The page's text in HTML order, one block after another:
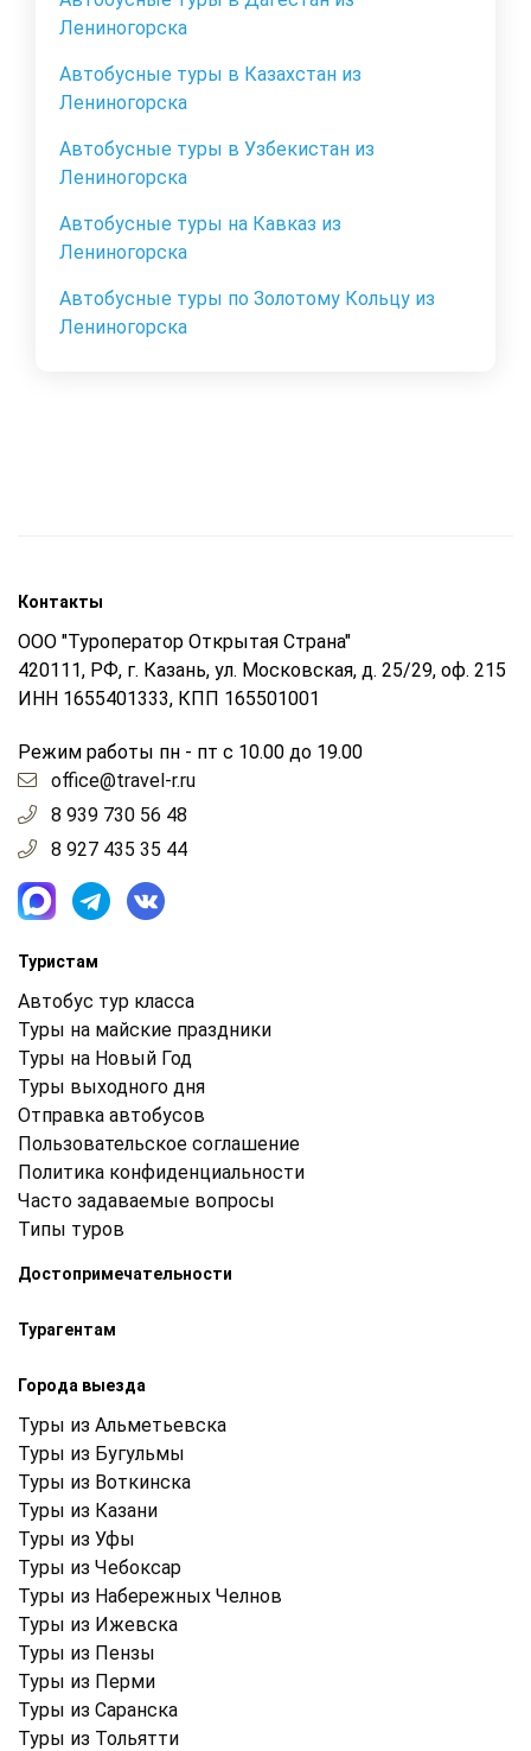
Лениногорска
Автобусные туры в Казахстан из
Лениногорска
Автобусные туры в Узбекистан из
Лениногорска
Автобусные туры на Кавказ из
Лениногорска
Автобусные туры по Золотому Кольцу из
Лениногорска
Контакты
ООО "Туроператор Открытая Страна"
420111, РФ, г. Казань, ул. Московская, д. 25/29, оф. 215
ИНН 1655401333, КПП 165501001
Режим работы пн - пт с 10.00 до 19.00
office@travel-r.ru
8 939 730 56 48
8 927 435 35 44
Туристам
Автобус тур класса
Туры на майские праздники
Туры на Новый Год
Туры выходного дня
Отправка автобусов
Пользовательское соглашение
Политика конфиденциальности
Часто задаваемые вопросы
Типы туров
Достопримечательности
Турагентам
Города выезда
Туры из Альметьевска
Туры из Бугульмы
Туры из Воткинска
Туры из Казани
Туры из Уфы
Туры из Чебоксар
Туры из Набережных Челнов
Туры из Ижевска
Туры из Пензы
Туры из Перми
Туры из Саранска
Туры из Тольятти